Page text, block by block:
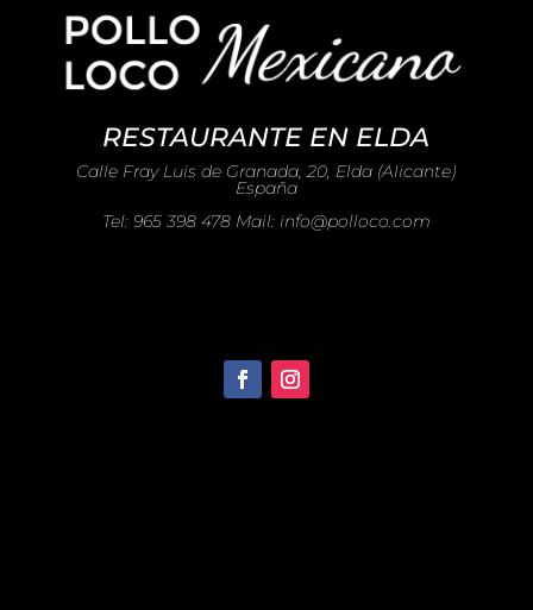
RESTAURANTE EN ELDA
Calle Fray Luis de Granada, 20, Elda (Alicante)
España
Tel: 965 398 478 Mail: info@polloco.com